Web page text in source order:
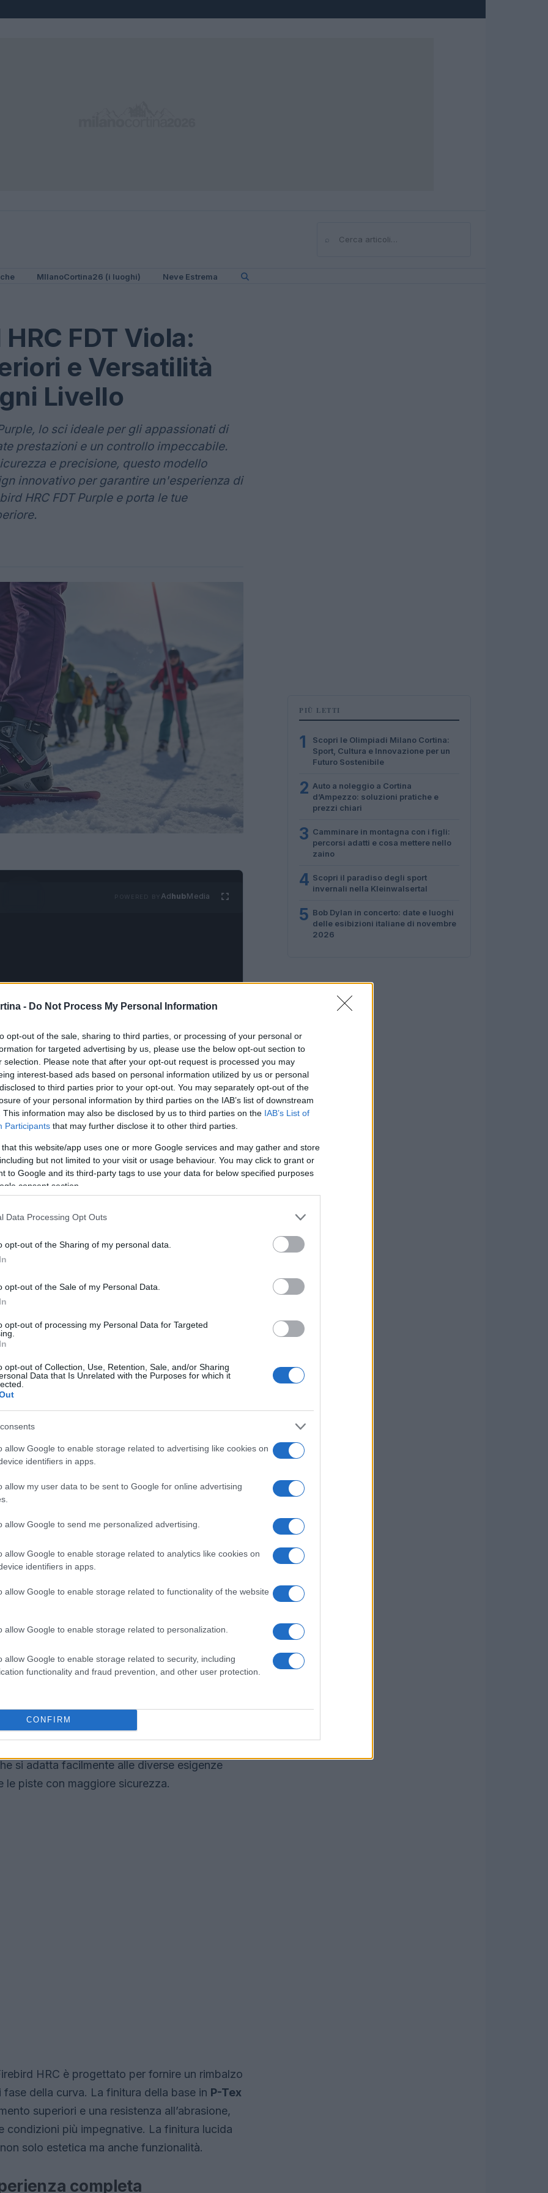
- Do Not Process My Personal Information
opt-out of the sale, sharing to third parties, or processing of your personal or
for targeted advertising by us, please use the below opt-out section to
selection. Please note that after your opt-out request is processed you may
interest-based ads based on personal information utilized by us or personal
to third parties prior to your opt-out. You may separately opt-out of the
of your personal information by third parties on the IAB’s list of downstream
This information may also be disclosed by us to third parties on the IAB’s List of
Participants that may further disclose it to other third parties.
that this website/app uses one or more Google services and may gather and store
but not limited to your visit or usage behaviour. You may click to grant or
to Google and its third-party tags to use your data for below specified purposes
consent section.
Data Processing Opt Outs
opt-out of the Sharing of my personal data.
opt-out of the Sale of my Personal Data.
opt-out of processing my Personal Data for Targeted
opt-out of Collection, Use, Retention, Sale, and/or Sharing
Data that Is Unrelated with the Purposes for which it
allow Google to enable storage related to advertising like cookies on
identifiers in apps.
allow my user data to be sent to Google for online advertising
allow Google to send me personalized advertising.
allow Google to enable storage related to analytics like cookies on
identifiers in apps.
allow Google to enable storage related to functionality of the website
allow Google to enable storage related to personalization.
allow Google to enable storage related to security, including
functionality and fraud prevention, and other user protection.
CONFIRM
⌕Cerca
MIlanoCortina26 (i luoghi) Neve Estrema
FDT Viola:
e Versatilità
Livello
lo sci ideale per gli appassionati di
prestazioni e un controllo impeccabile.
e precisione, questo modello
innovativo per garantire un'esperienza di
HRC FDT Purple e porta le tue
AdhubMedia
con sé l’opportunità di affrontare le piste
novità più interessanti, ilBlizzard Firebird HRC
tecniche che promettono di elevare
una costruzione pensata per garantire
un’eccellenza nel panorama degli sport
Firebird HRC
combinare agilità e stabilità, rendendolo un
strette e lunghe discese. La sua
varia da 13 a 16,5 metri, offre la flessibilità
Con una larghezza di 69 mm, questo sci
mantenendo sempre una buona
Race, il Blizzard Firebird HRC garantisce un
Il legno è una combinazione di pioppo e
ottimizzare ilflexe migliorare la stabilità
una risposta immediata alle
controllo
fondamentale per il trasferimento della
diretto con il terreno, consentendo una
durante le curve. L’attacco
si adatta facilmente alle diverse esigenze
piste con maggiore sicurezza.
HRC è progettato per fornire un rimbalzo
della curva. La finitura della base in P-Tex
superiori e una resistenza all’abrasione,
condizioni più impegnative. La finitura lucida
solo estetica ma anche funzionalità.
completa
PIÙ LETTI
1
Scopri le Olimpiadi Milano Cortina:
Sport, Cultura e Innovazione per un
Futuro Sostenibile
2 Auto a noleggio a Cortina
d’Ampezzo: soluzioni pratiche e
prezzi chiari
3 Camminare in montagna con i figli:
percorsi adatti e cosa mettere nello
zaino
4 Scopri il paradiso degli sport
invernali nella Kleinwalsertal
5 Bob Dylan in concerto: date e luoghi
delle esibizioni italiane di novembre
2026